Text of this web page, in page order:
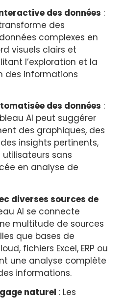
des données :
des
complexes en
visuels clairs et
l’exploration et la
des informations
des données :
AI peut suggérer
des graphiques, des
insights pertinents,
sans
en analyse de
diverses sources de
AI se connecte
multitude de sources
que bases de
fichiers Excel, ERP ou
une analyse complète
informations.
naturel : Les